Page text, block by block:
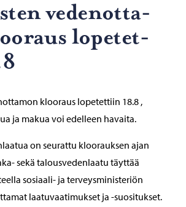
ve­de­not­ta­
lo­pe­tet­
klooraus lopetettiin 18.8 ,
ja makua voi edelleen havaita.
on seurattu kloorauksen ajan
sekä talousvedenlaatu täyttää
sosiaali- ja terveysministeriön
laatuvaatimukset ja -suositukset.